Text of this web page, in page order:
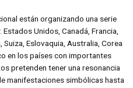
están organizando una serie
Unidos, Canadá, Francia,
Suiza, Eslovaquia, Australia, Corea
en los países con importantes
pretenden tener una resonancia
manifestaciones simbólicas hasta